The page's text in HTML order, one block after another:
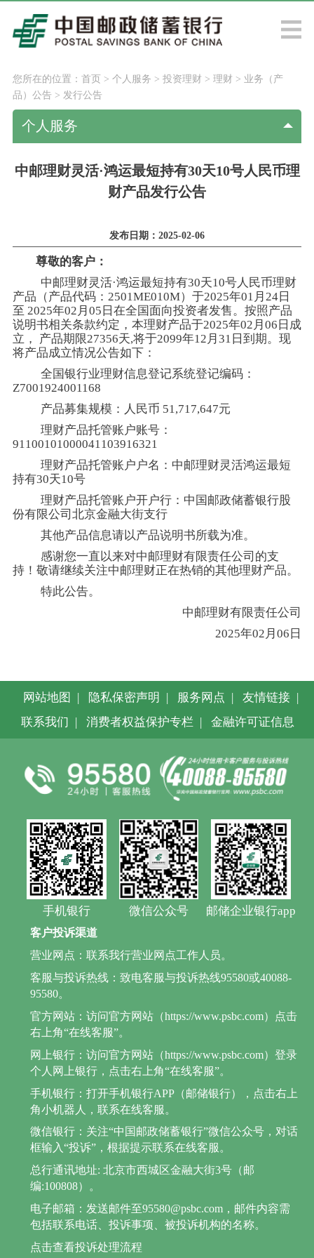
您所在的位置： 首页> 个人服务 > 投资理财 > 理财 > 业务（产
品）公告 > 发行公告
个人服务
中邮理财灵活·鸿运最短持有30天10号人民币理
财产品发行公告
发布日期：2025-02-06
尊敬的客户：
中邮理财灵活·鸿运最短持有30天10号人民币理财
产品（产品代码：2501ME010M）于2025年01月24日
至 2025年02月05日在全国面向投资者发售。按照产品
说明书相关条款约定，本理财产品于2025年02月06日成
立， 产品期限27356天,将于2099年12月31日到期。现
将产品成立情况公告如下：
全国银行业理财信息登记系统登记编码：
Z7001924001168
产品募集规模：人民币 51,717,647元
理财产品托管账户账号：
91100101000041103916321
理财产品托管账户户名：中邮理财灵活鸿运最短
持有30天10号
理财产品托管账户开户行：中国邮政储蓄银行股
份有限公司北京金融大街支行
其他产品信息请以产品说明书所载为准。
感谢您一直以来对中邮理财有限责任公司的支
持！敬请继续关注中邮理财正在热销的其他理财产品。
特此公告。
中邮理财有限责任公司
2025年02月06日
网站地图 隐私保密声明 服务网点 友情链接
联系我们
消费者权益保护专栏 金融许可证信息
手机银行 微信公众号 邮储企业银行app
客户投诉渠道
营业网点：联系我行营业网点工作人员。
客服与投诉热线：致电客服与投诉热线95580或40088-
95580。
官方网站：访问官方网站（https://www.psbc.com）点击
右上角“在线客服”。
网上银行：访问官方网站（https://www.psbc.com）登录
个人网上银行，点击右上角“在线客服”。
手机银行：打开手机银行APP（邮储银行），点击右上
角小机器人，联系在线客服。
微信银行：关注“中国邮政储蓄银行”微信公众号，对话
框输入“投诉”，根据提示联系在线客服。
总行通讯地址: 北京市西城区金融大街3号（邮
编:100808）。
电子邮箱：发送邮件至95580@psbc.com，邮件内容需
包括联系电话、投诉事项、被投诉机构的名称。
点击查看投诉处理流程